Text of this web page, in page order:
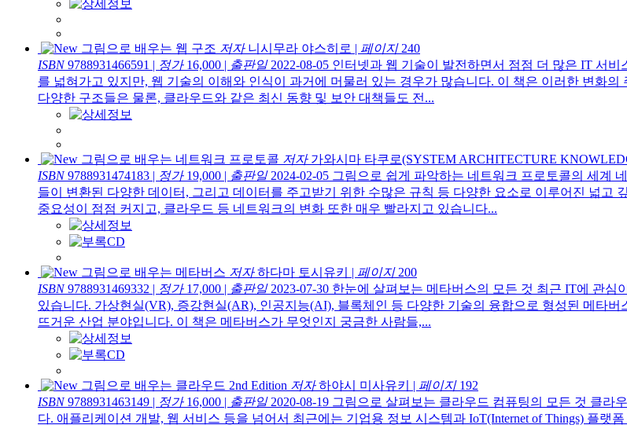
그림으로 배우는 웹 구조 저자니시무라 야스히로 | 페이지240
ISBN9788931466591 | 정가16,000 | 출판일2022-08-05 인터넷과 웹 기술이 발전하면서 점점 더 많은 IT 서
를 넓혀가고 있지만, 웹 기술의 이해와 인식이 과거에 머물러 있는 경우가 많습니다. 이 책은 이러한 변화
다양한 구조들은 물론, 클라우드와 같은 최신 동향 및 보안 대책들도 전...
그림으로 배우는 네트워크 프로토콜 저자가와시마 타쿠로(SYSTEM ARCHITECTURE
ISBN9788931474183 | 정가19,000 | 출판일2024-02-05 그림으로 쉽게 파악하는 네트워크 프로토콜의 세계
들이 변환된 다양한 데이터, 그리고 데이터를 주고받기 위한 수많은 규칙 등 다양한 요소로 이루어진 넓고
중요성이 점점 커지고, 클라우드 등 네트워크의 변화 또한 매우 빨라지고 있습니다...
그림으로 배우는 메타버스 저자하다마 토시유키 | 페이지200
ISBN9788931469332 | 정가17,000 | 출판일2023-07-30 한눈에 살펴보는 메타버스의 모든 것 최근 IT에 관심
있습니다. 가상현실(VR), 증강현실(AR), 인공지능(AI), 블록체인 등 다양한 기술의 융합으로 형성된 메타
뜨거운 산업 분야입니다. 이 책은 메타버스가 무엇인지 궁금한 사람들,...
그림으로 배우는 클라우드 2nd Edition 저자하야시 미사유키 | 페이지192
ISBN9788931463149 | 정가16,000 | 출판일2020-08-19 그림으로 살펴보는 클라우드 컴퓨팅의 모든 것 클라
다. 애플리케이션 개발, 웹 서비스 등을 넘어서 최근에는 기업용 정보 시스템과 IoT(Internet of Things) 플랫